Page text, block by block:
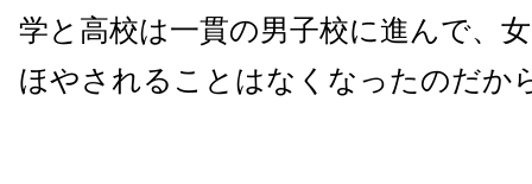
学と高校は一貫の男子校に進んで、
ほやされることはなくなったのだか